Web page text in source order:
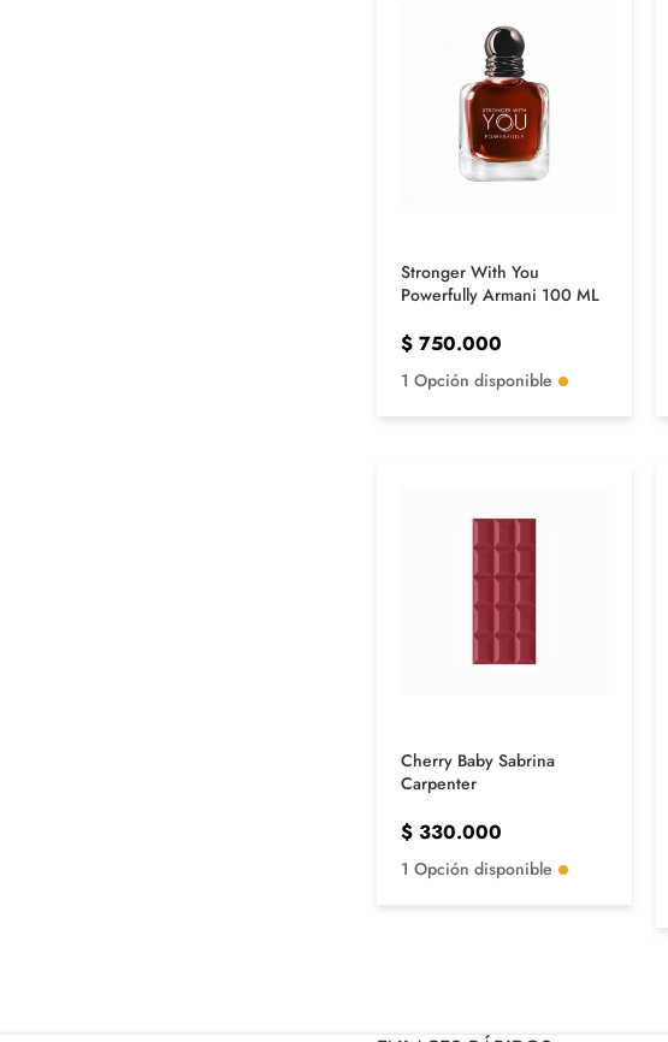
Stronger With You
Powerfully Armani 100 ML
$750.000
1 Opción disponible
Cherry Baby Sabrina
Carpenter
$330.000
1 Opción disponible